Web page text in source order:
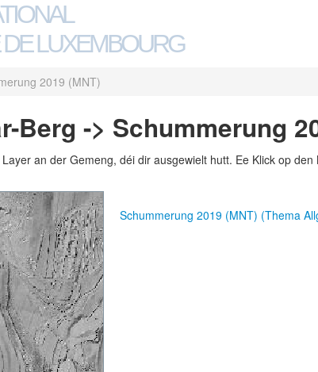
LUXEMBOURG
2019 (MNT)
Berg -> Schummerung
an der Gemeng, déi dir ausgewielt hutt. Ee Klick op
Schummerung 2019 (MNT) (Thema